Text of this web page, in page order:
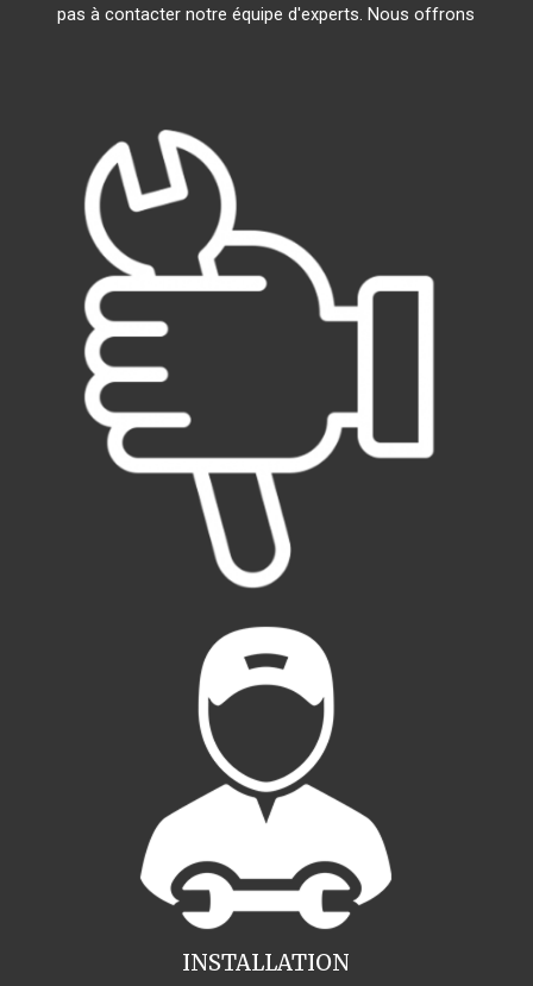
pas à contacter notre équipe d'experts. Nous offrons
INSTALLATION